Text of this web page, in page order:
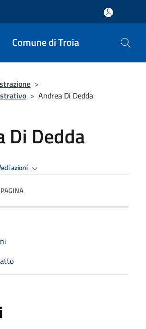
Comune di Troia
>
> Andrea Di Dedda
Di Dedda
azioni